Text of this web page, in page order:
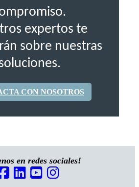
expertos te
sobre nuestras
CON NOSOTROS
en redes sociales!